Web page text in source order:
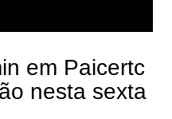
em Paicertc
nesta sexta